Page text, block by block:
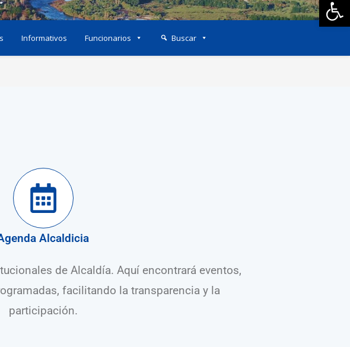
Informativos Funcionarios Buscar
Alcaldicia
de Alcaldía. Aquí encontrará eventos,
facilitando la transparencia y la
participación.